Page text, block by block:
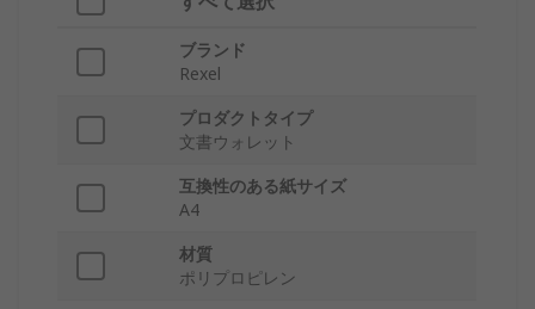
ブランド
Rexel
プロダクトタイプ
文書ウォレット
互換性のある紙サイズ
A4
材質
ポリプロピレン